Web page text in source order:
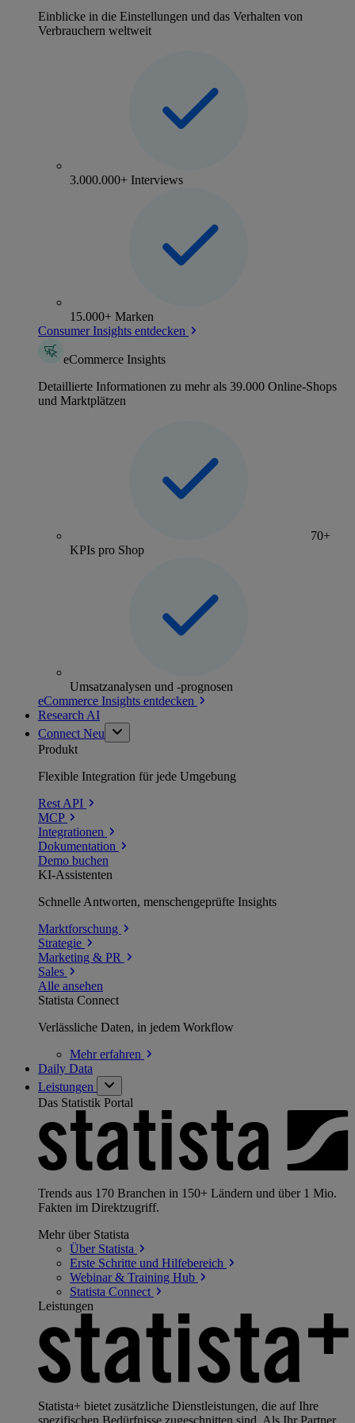
Einblicke in die Einstellungen und das Verhalten von
Verbrauchern weltweit
3.000.000+ Interviews
15.000+ Marken
Consumer Insights entdecken
eCommerce Insights
Detaillierte Informationen zu mehr als 39.000 Online-Shops
und Marktplätzen
70+
KPIs pro Shop
Umsatzanalysen und -prognosen
eCommerce Insights entdecken
Research AI
Connect Neu
Produkt
Flexible Integration für jede Umgebung
Rest API
MCP
Integrationen
Dokumentation
Demo buchen
KI-Assistenten
Schnelle Antworten, menschengeprüfte Insights
Marktforschung
Strategie
Marketing & PR
Sales
Alle ansehen
Statista Connect
Verlässliche Daten, in jedem Workflow
Mehrerfahren
Daily Data
Leistungen
Das Statistik Portal
Trends aus 170 Branchen in 150+ Ländern und über 1 Mio.
Fakten im Direktzugriff.
Mehr über Statista
Über Statista
Erste Schritte und Hilfebereich
Webinar & Training Hub
Statista Connect
Leistungen
Statista+ bietet zusätzliche Dienstleistungen, die auf Ihre
spezifischen Bedürfnisse zugeschnitten sind. Als Ihr Partner